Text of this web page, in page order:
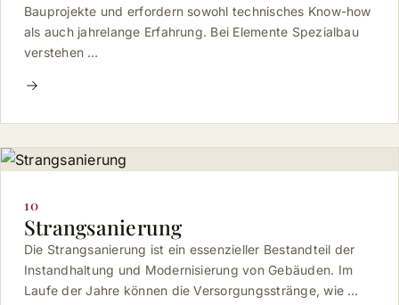
Bauprojekte und erfordern sowohl technisches Know-how
als auch jahrelange Erfahrung. Bei Elemente Spezialbau
verstehen …
10
Strangsanierung
Die Strangsanierung ist ein essenzieller Bestandteil der
Instandhaltung und Modernisierung von Gebäuden. Im
Laufe der Jahre können die Versorgungsstränge, wie …